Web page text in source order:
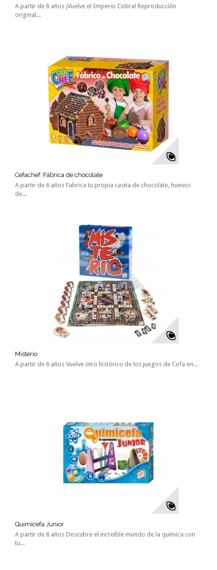
A partir de 8 años ¡Vuelve el Imperio Cobra! Reproducción
original...
Cefachef: Fábrica de chocolate
A partir de 6 años Fabrica tu propia casita de chocolate, huevos
de...
Misterio
A partir de 6 años Vuelve otro histórico de los juegos de Cefa en...
Quimicefa Junior
A partir de 8 años Descubre el increíble mundo de la química con
tu...